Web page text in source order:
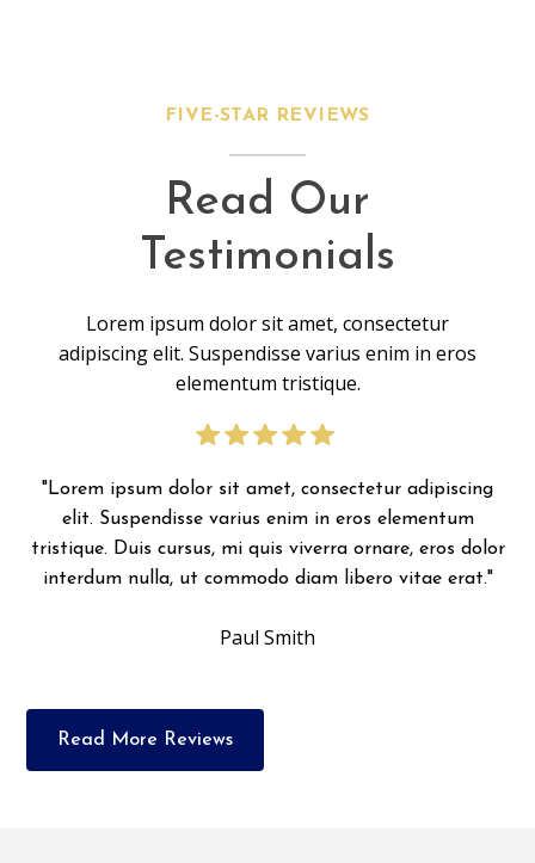
FIVE-STAR REVIEWS
Read Our
Testimonials
Lorem ipsum dolor sit amet, consectetur
adipiscing elit. Suspendisse varius enim in eros
elementum tristique.
"Lorem ipsum dolor sit amet, consectetur adipiscing
elit. Suspendisse varius enim in eros elementum
tristique. Duis cursus, mi quis viverra ornare, eros dolor
interdum nulla, ut commodo diam libero vitae erat."
Paul Smith
Read More Reviews